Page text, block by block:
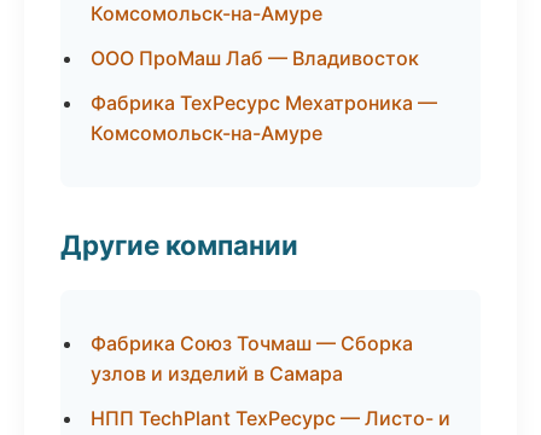
Комсомольск-на-Амуре
ООО ПроМаш Лаб — Владивосток
Фабрика ТехРесурс Мехатроника —
Комсомольск-на-Амуре
Другие компании
Фабрика Союз Точмаш — Сборка
узлов и изделий в Самара
НПП TechPlant ТехРесурс — Листо- и